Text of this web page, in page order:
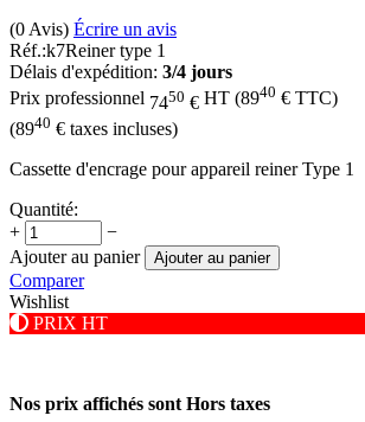
(0 Avis) Écrire un avis
Réf.:k7Reiner type 1
Délais d'expédition: 3/4 jours
Prix professionnel 7450 € HT (8940 € TTC)
(8940 € taxes incluses)
Cassette d'encrage pour appareil reiner Type 1
Quantité:
+
−
Ajouter au panier
Ajouter au panier
Comparer
Wishlist
PRIX HT
Nos prix affichés sont Hors taxes